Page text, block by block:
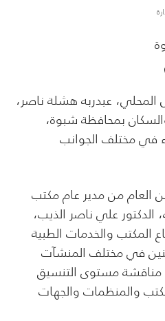
المحلي، عبدربه هشلة ناصر،
بمحافظة شبوة،
في مختلف الجوانب
العام من مدير عام مكتب
الدكتور علي ناصر الذيب،
والخدمات الطبية
في مختلف المنشآت
مناقشة مستوى التنسيق
والمنظمات والجهات